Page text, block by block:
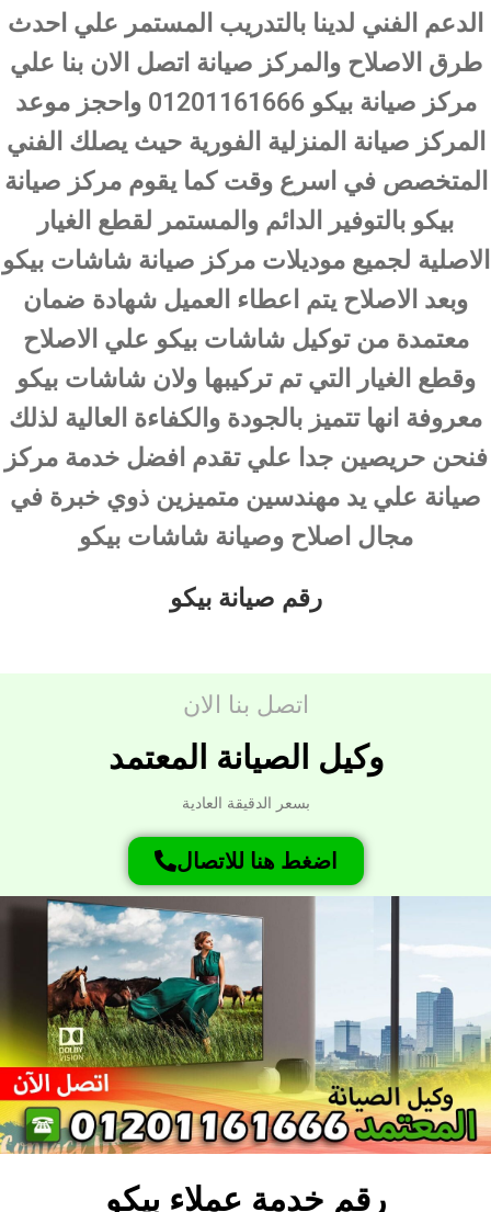
الدعم الفني لدينا بالتدريب المستمر علي احدث
طرق الاصلاح والمركز صيانة اتصل الان بنا علي
مركز صيانة بيكو 01201161666 واحجز موعد
المركز صيانة المنزلية الفورية حيث يصلك الفني
المتخصص في اسرع وقت كما يقوم مركز صيانة
بيكو بالتوفير الدائم والمستمر لقطع الغيار
الاصلية لجميع موديلات مركز صيانة شاشات بيكو
وبعد الاصلاح يتم اعطاء العميل شهادة ضمان
معتمدة من توكيل شاشات بيكو علي الاصلاح
وقطع الغيار التي تم تركيبها ولان شاشات بيكو
معروفة انها تتميز بالجودة والكفاءة العالية لذلك
فنحن حريصين جدا علي تقدم افضل خدمة مركز
صيانة علي يد مهندسين متميزين ذوي خبرة في
مجال اصلاح وصيانة شاشات بيكو
رقم صيانة بيكو
اتصل بنا الان
وكيل الصيانة المعتمد
بسعر الدقيقة العادية
اضغط هنا للاتصال
رقم خدمة عملاء بيكو